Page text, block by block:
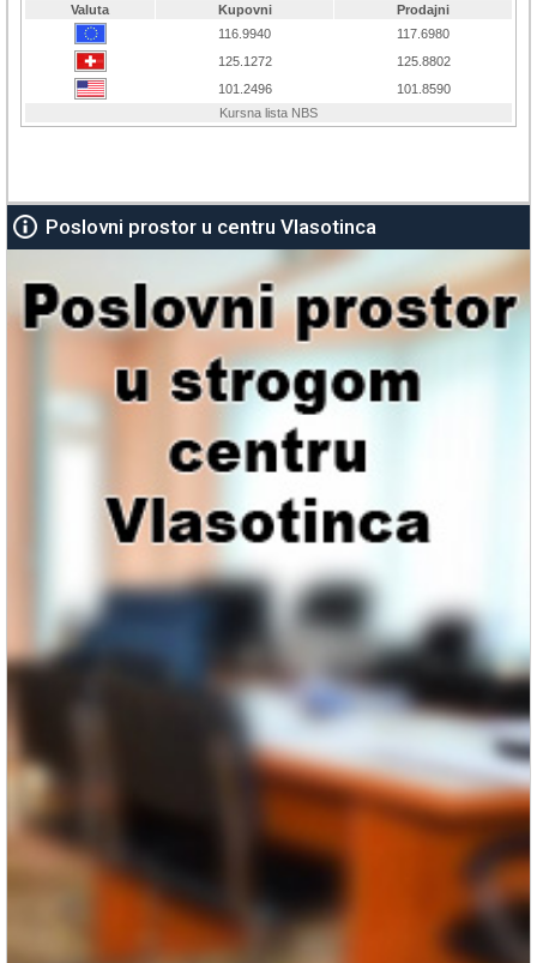
Poslovni prostor u centru Vlasotinca